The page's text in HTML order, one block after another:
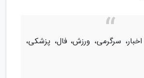
سرگرمی، ورزش، فال، پزشکی،